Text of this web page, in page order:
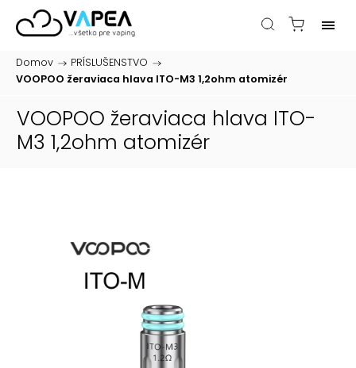
Domov / PRÍSLUŠENSTVO /
VOOPOO žeraviaca hlava ITO-M3 1,2ohm atomizér
VOOPOO žeraviaca hlava ITO-
M3 1,2ohm atomizér